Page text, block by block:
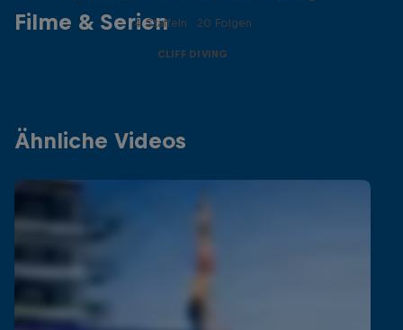
Filme & Serien4 Staffeln · 20 Folgen
CLIFF DIVING
Ähnliche Videos